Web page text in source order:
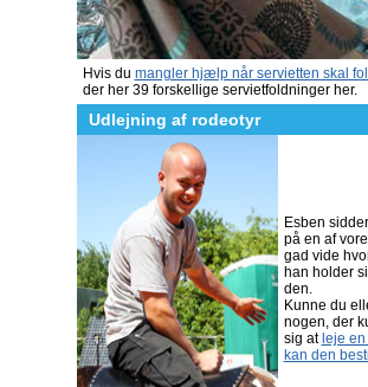
Hvis du mangler hjælp når servietten skal
der her 39 forskellige servietfoldninger her.
Udlejning af rodeotyr
Esben
på en af
gad vide
han holder
den.
Kunne du
nogen, der
sig at leje
kan den